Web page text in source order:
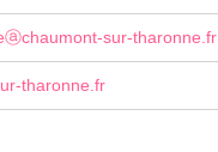
sur-tharonne.fr
tharonne.fr